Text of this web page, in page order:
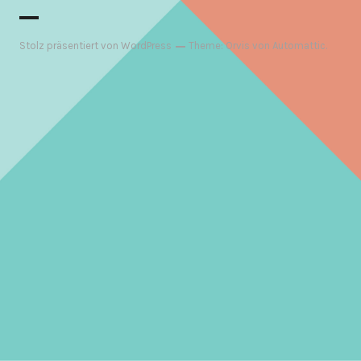
Stolz präsentiert von WordPress Theme: Orvis vonAutomattic.